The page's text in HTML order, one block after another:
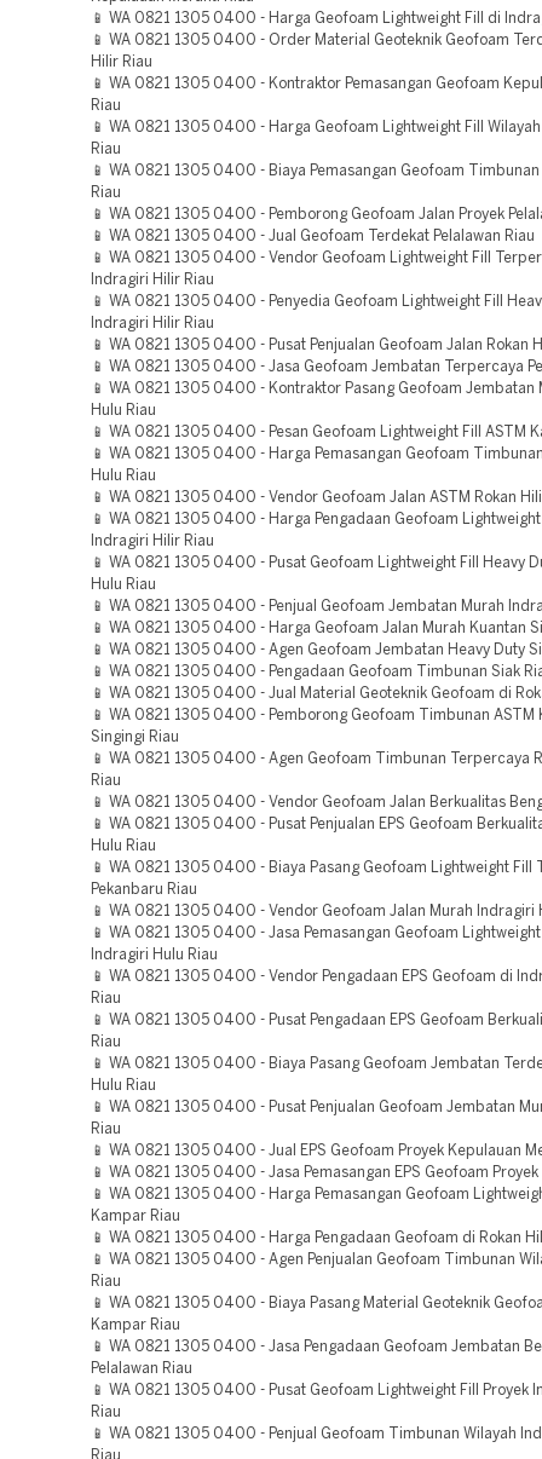
📱 WA 0821 1305 0400 - Harga Geofoam Lightweight Fill di
📱 WA 0821 1305 0400 - Order Material Geoteknik Geofoam
Hilir Riau
📱 WA 0821 1305 0400 - Kontraktor Pemasangan Geofoam
Riau
📱 WA 0821 1305 0400 - Harga Geofoam Lightweight Fill
Riau
📱 WA 0821 1305 0400 - Biaya Pemasangan Geofoam Timbunan
Riau
📱 WA 0821 1305 0400 - Pemborong Geofoam Jalan Proyek
📱 WA 0821 1305 0400 - Jual Geofoam Terdekat Pelalawan Riau
📱 WA 0821 1305 0400 - Vendor Geofoam Lightweight Fill
Indragiri Hilir Riau
📱 WA 0821 1305 0400 - Penyedia Geofoam Lightweight Fill
Indragiri Hilir Riau
📱 WA 0821 1305 0400 - Pusat Penjualan Geofoam Jalan Rokan
📱 WA 0821 1305 0400 - Jasa Geofoam Jembatan Terpercaya
📱 WA 0821 1305 0400 - Kontraktor Pasang Geofoam Jembatan
Hulu Riau
📱 WA 0821 1305 0400 - Pesan Geofoam Lightweight Fill ASTM
📱 WA 0821 1305 0400 - Harga Pemasangan Geofoam
Hulu Riau
📱 WA 0821 1305 0400 - Vendor Geofoam Jalan ASTM Rokan
📱 WA 0821 1305 0400 - Harga Pengadaan Geofoam
Indragiri Hilir Riau
📱 WA 0821 1305 0400 - Pusat Geofoam Lightweight Fill Heavy
Hulu Riau
📱 WA 0821 1305 0400 - Penjual Geofoam Jembatan Murah
📱 WA 0821 1305 0400 - Harga Geofoam Jalan Murah Kuantan
📱 WA 0821 1305 0400 - Agen Geofoam Jembatan Heavy Duty
📱 WA 0821 1305 0400 - Pengadaan Geofoam Timbunan Siak
📱 WA 0821 1305 0400 - Jual Material Geoteknik Geofoam di
📱 WA 0821 1305 0400 - Pemborong Geofoam Timbunan ASTM
Singingi Riau
📱 WA 0821 1305 0400 - Agen Geofoam Timbunan Terpercaya
Riau
📱 WA 0821 1305 0400 - Vendor Geofoam Jalan Berkualitas
📱 WA 0821 1305 0400 - Pusat Penjualan EPS Geofoam
Hulu Riau
📱 WA 0821 1305 0400 - Biaya Pasang Geofoam Lightweight Fill
Pekanbaru Riau
📱 WA 0821 1305 0400 - Vendor Geofoam Jalan Murah Indragiri
📱 WA 0821 1305 0400 - Jasa Pemasangan Geofoam Lightweight
Indragiri Hulu Riau
📱 WA 0821 1305 0400 - Vendor Pengadaan EPS Geofoam di
Riau
📱 WA 0821 1305 0400 - Pusat Pengadaan EPS Geofoam
Riau
📱 WA 0821 1305 0400 - Biaya Pasang Geofoam Jembatan
Hulu Riau
📱 WA 0821 1305 0400 - Pusat Penjualan Geofoam Jembatan
Riau
📱 WA 0821 1305 0400 - Jual EPS Geofoam Proyek Kepulauan
📱 WA 0821 1305 0400 - Jasa Pemasangan EPS Geofoam Proyek
📱 WA 0821 1305 0400 - Harga Pemasangan Geofoam
Kampar Riau
📱 WA 0821 1305 0400 - Harga Pengadaan Geofoam di Rokan
📱 WA 0821 1305 0400 - Agen Penjualan Geofoam Timbunan
Riau
📱 WA 0821 1305 0400 - Biaya Pasang Material Geoteknik
Kampar Riau
📱 WA 0821 1305 0400 - Jasa Pengadaan Geofoam Jembatan
Pelalawan Riau
📱 WA 0821 1305 0400 - Pusat Geofoam Lightweight Fill Proyek
Riau
📱 WA 0821 1305 0400 - Penjual Geofoam Timbunan Wilayah
Riau